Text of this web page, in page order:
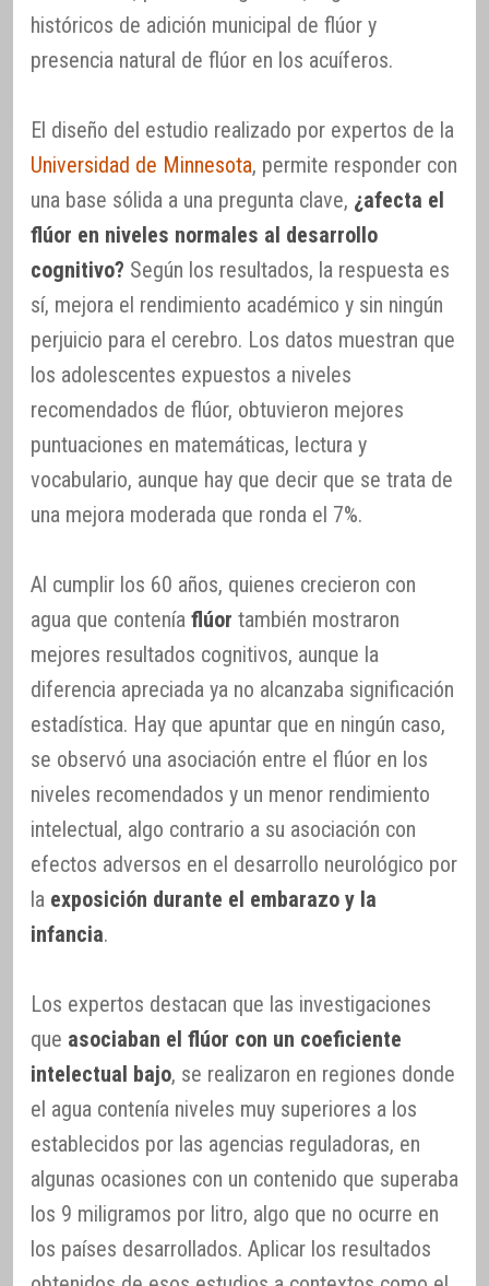
históricos de adición municipal de flúor y
presencia natural de flúor en los acuíferos.
El diseño del estudio realizado por expertos de la
Universidad de Minnesota, permite responder con
una base sólida a una pregunta clave, ¿afecta el
flúor en niveles normales al desarrollo
cognitivo? Según los resultados, la respuesta es
sí, mejora el rendimiento académico y sin ningún
perjuicio para el cerebro. Los datos muestran que
los adolescentes expuestos a niveles
recomendados de flúor, obtuvieron mejores
puntuaciones en matemáticas, lectura y
vocabulario, aunque hay que decir que se trata de
una mejora moderada que ronda el 7%.
Al cumplir los 60 años, quienes crecieron con
agua que contenía flúor también mostraron
mejores resultados cognitivos, aunque la
diferencia apreciada ya no alcanzaba significación
estadística. Hay que apuntar que en ningún caso,
se observó una asociación entre el flúor en los
niveles recomendados y un menor rendimiento
intelectual, algo contrario a su asociación con
efectos adversos en el desarrollo neurológico por
la exposición durante el embarazo y la
infancia.
Los expertos destacan que las investigaciones
que asociaban el flúor con un coeficiente
intelectual bajo, se realizaron en regiones donde
el agua contenía niveles muy superiores a los
establecidos por las agencias reguladoras, en
algunas ocasiones con un contenido que superaba
los 9 miligramos por litro, algo que no ocurre en
los países desarrollados. Aplicar los resultados